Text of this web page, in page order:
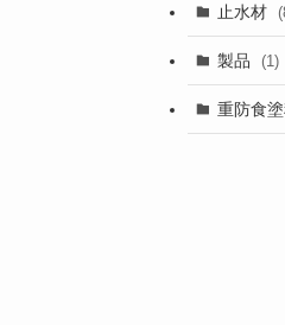
止水材
製品 (1)
重防食